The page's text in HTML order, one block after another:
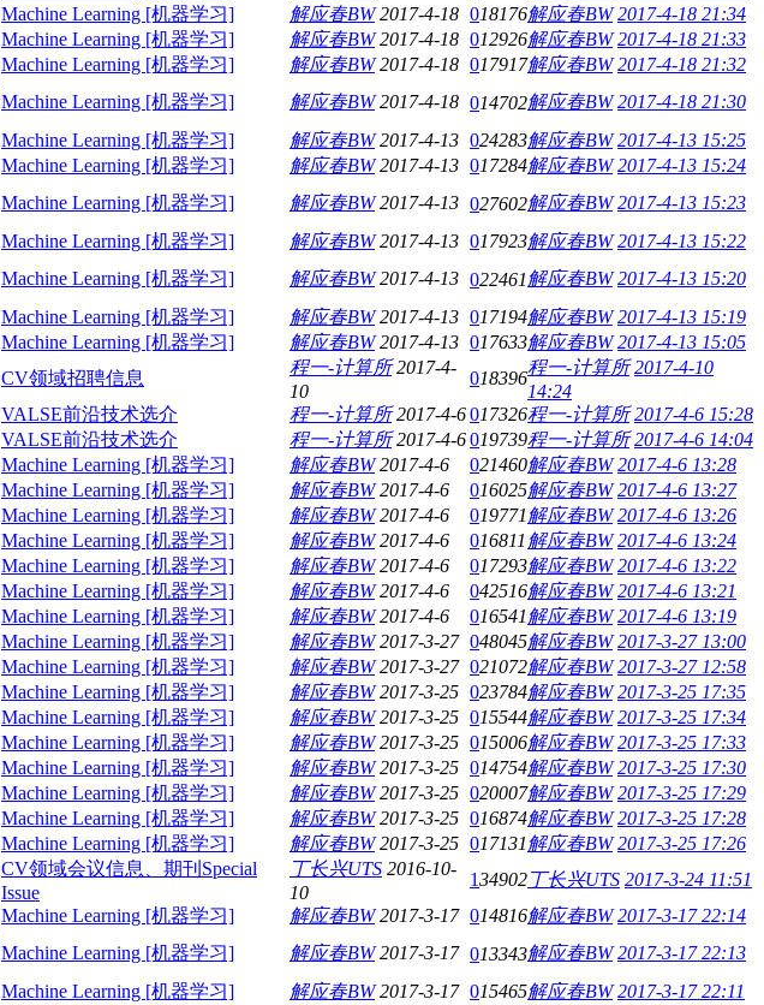
Machine Learning [机器学习] 解应春BW 2017-4-18 018176解应春BW 2017-4-18 21:34
Machine Learning [机器学习] 解应春BW 2017-4-18 012926解应春BW 2017-4-18 21:33
Machine Learning [机器学习] 解应春BW 2017-4-18 017917解应春BW 2017-4-18 21:32
Machine Learning [机器学习] 解应春BW 2017-4-18 014702解应春BW 2017-4-18 21:30
Machine Learning [机器学习] 解应春BW 2017-4-13 024283解应春BW 2017-4-13 15:25
Machine Learning [机器学习] 解应春BW 2017-4-13 017284解应春BW 2017-4-13 15:24
Machine Learning [机器学习] 解应春BW 2017-4-13 027602解应春BW 2017-4-13 15:23
Machine Learning [机器学习] 解应春BW 2017-4-13 017923解应春BW 2017-4-13 15:22
Machine Learning [机器学习] 解应春BW 2017-4-13 022461 解应春BW 2017-4-13 15:20
Machine Learning [机器学习] 解应春BW 2017-4-13 017194解应春BW 2017-4-13 15:19
Machine Learning [机器学习] 解应春BW 2017-4-13 017633解应春BW 2017-4-13 15:05
CV领域招聘信息
程一-计算所 2017-4-
10
018396
程一-计算所 2017-4-10
14:24
VALSE前沿技术选介 程一-计算所 2017-4-6017326程一-计算所 2017-4-6 15:28
VALSE前沿技术选介 程一-计算所 2017-4-6019739程一-计算所 2017-4-6 14:04
Machine Learning [机器学习] 解应春BW 2017-4-6 021460解应春BW 2017-4-6 13:28
Machine Learning [机器学习] 解应春BW 2017-4-6 016025解应春BW 2017-4-6 13:27
Machine Learning [机器学习] 解应春BW 2017-4-6 019771 解应春BW 2017-4-6 13:26
Machine Learning [机器学习] 解应春BW 2017-4-6 016811 解应春BW 2017-4-6 13:24
Machine Learning [机器学习] 解应春BW 2017-4-6 017293解应春BW 2017-4-6 13:22
Machine Learning [机器学习] 解应春BW 2017-4-6 042516解应春BW 2017-4-6 13:21
Machine Learning [机器学习] 解应春BW 2017-4-6 016541 解应春BW 2017-4-6 13:19
Machine Learning [机器学习] 解应春BW 2017-3-27 048045解应春BW 2017-3-27 13:00
Machine Learning [机器学习] 解应春BW 2017-3-27 021072解应春BW 2017-3-27 12:58
Machine Learning [机器学习] 解应春BW 2017-3-25 023784解应春BW 2017-3-25 17:35
Machine Learning [机器学习] 解应春BW 2017-3-25 015544解应春BW 2017-3-25 17:34
Machine Learning [机器学习] 解应春BW 2017-3-25 015006解应春BW 2017-3-25 17:33
Machine Learning [机器学习] 解应春BW 2017-3-25 014754解应春BW 2017-3-25 17:30
Machine Learning [机器学习] 解应春BW 2017-3-25 020007解应春BW 2017-3-25 17:29
Machine Learning [机器学习] 解应春BW 2017-3-25 016874解应春BW 2017-3-25 17:28
Machine Learning [机器学习] 解应春BW 2017-3-25 017131 解应春BW 2017-3-25 17:26
CV领域会议信息、期刊Special
Issue
丁长兴UTS 2016-10-
10
134902丁长兴UTS 2017-3-24 11:51
Machine Learning [机器学习] 解应春BW 2017-3-17 014816解应春BW 2017-3-17 22:14
Machine Learning [机器学习] 解应春BW 2017-3-17 013343解应春BW 2017-3-17 22:13
Machine Learning [机器学习] 解应春BW 2017-3-17 015465解应春BW 2017-3-17 22:11